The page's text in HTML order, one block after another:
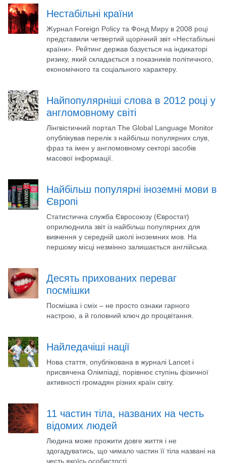
Нестабільні країни
Журнал Foreign Policy та Фонд Миру в 2008 році
представили четвертий щорічний звіт «Нестабільні
країни». Рейтинг держав базується на індикаторі
ризику, який складається з показників політичного,
економічного та соціального характеру.
Найпопулярніші слова в 2012 році у
англомовному світі
Лінгвістичний портал The Global Language Monitor
опублікував перелік з найбільш популярних слув,
фраз та імен у англомовному секторі засобів
масової інформації.
Найбільш популярні іноземні мови в
Європі
Статистична служба Євросоюзу (Євростат)
оприлюднила звіт із найбільш популярних для
вивчення у середній школі іноземних мов. На
першому місці незмінно залишається англійська.
Десять прихованих переваг
посмішки
Посмішка і сміх – не просто ознаки гарного
настрою, а й головний ключ до процвітання.
Найледачіші нації
Нова стаття, опублікована в журналі Lancet і
присвячена Олімпіаді, порівнює ступінь фізичної
активності громадян різних країн світу.
11 частин тіла, названих на честь
відомих людей
Людина може прожити довге життя і не
здогадуватись, що чимало частин її тіла названі на
честь якоїсь особистості.